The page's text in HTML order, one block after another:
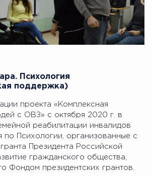
Психология
поддержка)
проекта «Комплексная
с ОВЗ» с октября 2020 г. в
реабилитации инвалидов
по Психологии, организованные с
Президента Российской
гражданского общества,
Фондом президентских грантов.